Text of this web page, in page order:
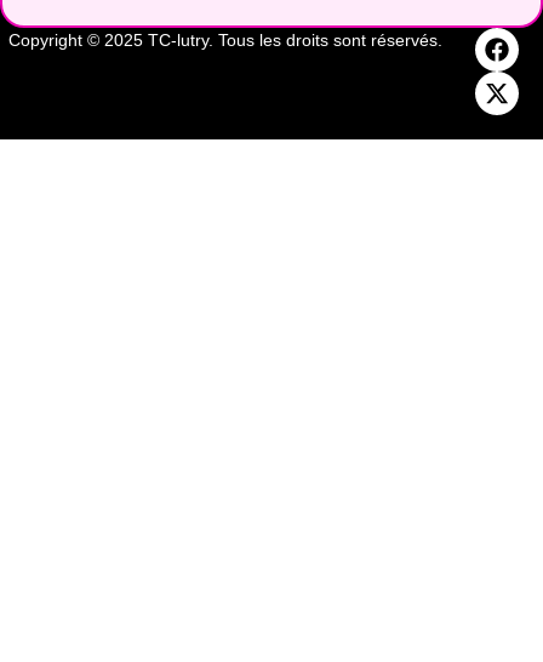
Copyright © 2025 TC-lutry. Tous les droits sont réservés.